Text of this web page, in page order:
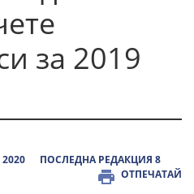
за 2019
ПОСЛЕДНА РЕДАКЦИЯ 8
ОТПЕЧАТАЙ